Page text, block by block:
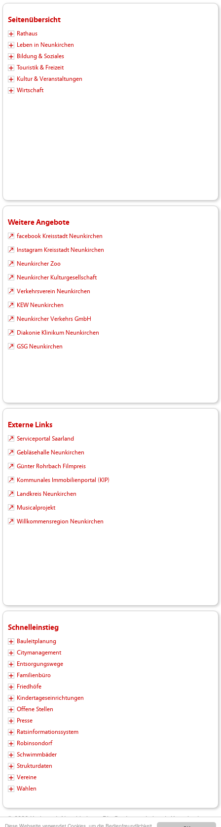
Seitenübersicht
Rathaus
Leben in Neunkirchen
Bildung & Soziales
Touristik & Freizeit
Kultur & Veranstaltungen
Wirtschaft
Weitere Angebote
facebook Kreisstadt Neunkirchen
Instagram Kreisstadt Neunkirchen
Neunkircher Zoo
Neunkircher Kulturgesellschaft
Verkehrsverein Neunkirchen
KEW Neunkirchen
Neunkircher Verkehrs GmbH
Diakonie Klinikum Neunkirchen
GSG Neunkirchen
Externe Links
Serviceportal Saarland
Gebläsehalle Neunkirchen
Günter Rohrbach Filmpreis
Kommunales Immobilienportal (KIP)
Landkreis Neunkirchen
Musicalprojekt
Willkommensregion Neunkirchen
Schnelleinstieg
Bauleitplanung
Citymanagement
Entsorgungswege
Familienbüro
Friedhöfe
Kindertageseinrichtungen
Offene Stellen
Presse
Ratsinformationssystem
Robinsondorf
Schwimmbäder
Strukturdaten
Vereine
Wahlen
© 2026 Kreisstadt Neunkirchen - Die Stadt zum Leben | Kontakt |